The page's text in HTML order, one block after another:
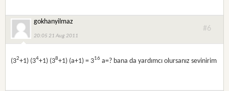
gokhanyilmaz
20:05 21 Aug 2011
#6
(32+1) (34+1) (38+1) (a+1) = 316 a=? bana da yardımcı olursanız sevinirim